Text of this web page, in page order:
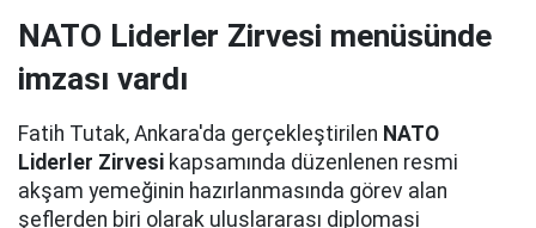
NATO Liderler Zirvesi menüsünde
imzası vardı
Fatih Tutak, Ankara'da gerçekleştirilen NATO
Liderler Zirvesi kapsamında düzenlenen resmi
akşam yemeğinin hazırlanmasında görev alan
şeflerden biri olarak uluslararası diplomasi